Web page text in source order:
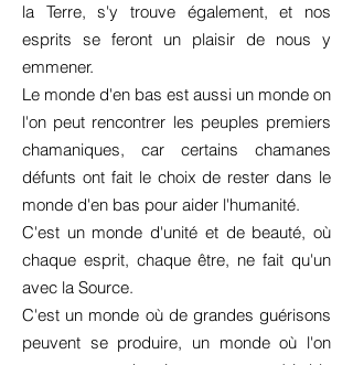
la Terre, s'y trouve également, et nos
esprits se feront un plaisir de nous y
emmener.
Le monde d'en bas est aussi un monde on
l'on peut rencontrer les peuples premiers
chamaniques, car certains chamanes
défunts ont fait le choix de rester dans le
monde d'en bas pour aider l'humanité.
C'est un monde d'unité et de beauté, où
chaque esprit, chaque être, ne fait qu'un
avec la Source.
C'est un monde où de grandes guérisons
peuvent se produire, un monde où l'on